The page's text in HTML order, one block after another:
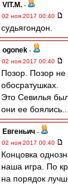
VIT.M. -
02 ноя 2017 00:40
судьягондон.
ogonek -
02 ноя 2017 00:40
Позор. Позор
обосратушках.
Это Севилья
они ее боялись...
Евгеньич -
02 ноя 2017 00:40
Концовка
наша игра. По
на порядок